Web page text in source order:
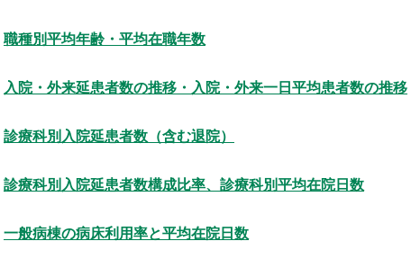
職種別平均年齢・平均在職年数
入院・外来延患者数の推移・入院・外来一日平均患者数の推移
診療科別入院延患者数（含む退院）
診療科別入院延患者数構成比率、診療科別平均在院日数
一般病棟の病床利用率と平均在院日数